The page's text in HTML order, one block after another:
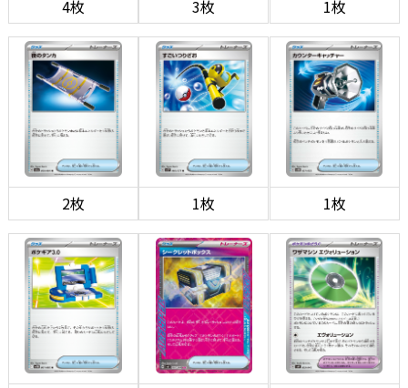
4枚 3枚 1枚
2枚 1枚 1枚